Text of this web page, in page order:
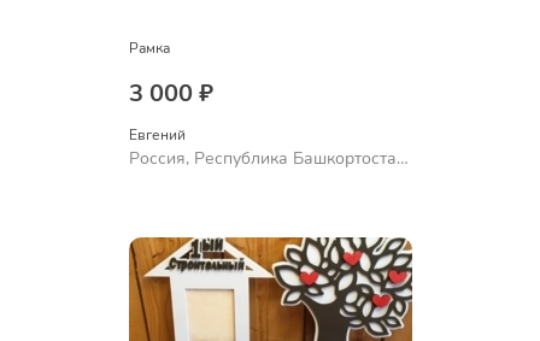
Рамка
3 000 ₽
Евгений
Россия, Республика Башкортостан,